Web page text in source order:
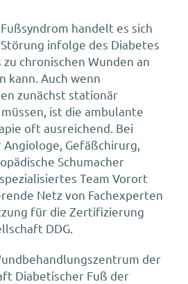
handelt es sich
infolge des Diabetes
chronischen Wunden an
kann. Auch wenn
zunächst stationär
ist die ambulante
oft ausreichend. Bei
Gefäßchirurg,
Schumacher
Team Vorort
Netz von Fachexperten
für die Zertifizierung
DDG.
der
Diabetischer Fuß der